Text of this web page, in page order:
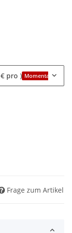
pro ) Momentan nicht
Frage zum Artikel